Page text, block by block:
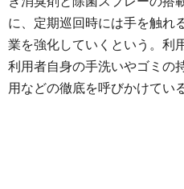
に、定期巡回時には手を触れ
業を強化していくという。利
利用者自身の手洗いやゴミの
用などの徹底を呼びかけている